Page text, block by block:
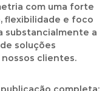
com uma forte
flexibilidade e foco
substancialmente a
soluções
clientes.